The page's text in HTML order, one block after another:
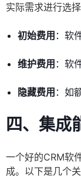
实际需求进行选
初始费用 ：软
维护费用 ：软
隐藏费用 ：如
四、集成
一个好的CRM软
成。以下是几个关